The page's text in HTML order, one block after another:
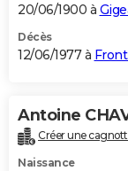
20/06/1900 à
Décès
12/06/1977 à
Antoine
Créer une
Naissance